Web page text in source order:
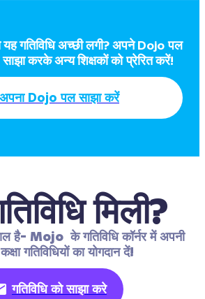
यह गतिविधि अच्छी लगी? अपने Dojo पल
करके अन्य शिक्षकों को प्रेरित करें!
अपना Dojo पल साझा करें
मिली?
है- Mojo  के गतिविधि कॉर्नर में अपनी
गतिविधियों का योगदान दें!
गतिविधि को साझा करे